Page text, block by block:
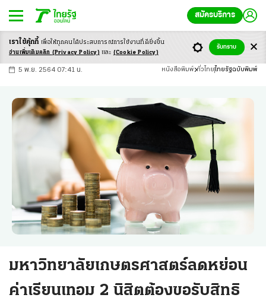
สมัครบริการ
-ก ก ก+
5 พ.ย. 2564 07:41 น. หนังสือพิมพ์ ทั่วไทย ไทยรัฐฉบับพิมพ์
มหาวิทยาลัยเกษตรศาสตร์ลดหย่อน
ค่าเรียนเทอม 2 นิสิตต้องขอรับสิทธิ
เราใช้คุ้กกี้ เพื่อให้ทุกคนได้ประสบการณ์การใช้งานที่ดียิ่งขึ้น
อ่านเพิ่มเติมคลิก (Privacy Policy) และ (Cookie Policy)
รับทราบ